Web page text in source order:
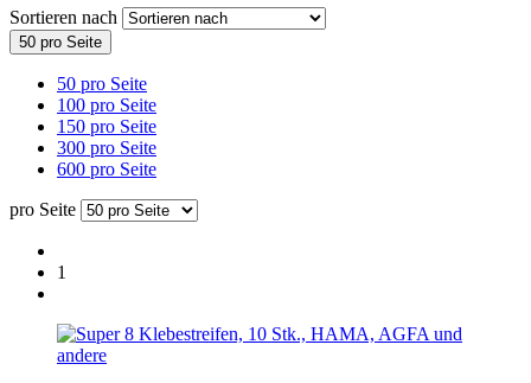
Sortieren nach
50 pro Seite
50 pro Seite
100 pro Seite
150 pro Seite
300 pro Seite
600 pro Seite
pro Seite
1